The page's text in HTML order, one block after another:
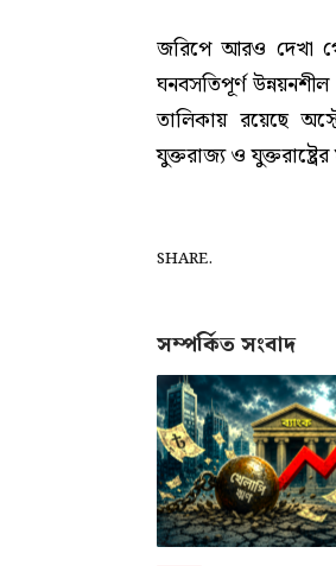
জরিপে আরও দেখা
ঘনবসতিপূর্ণ
তালিকায় রয়েছে
যুক্তরাজ্য ও
SHARE.
সম্পর্কিত সংবাদ